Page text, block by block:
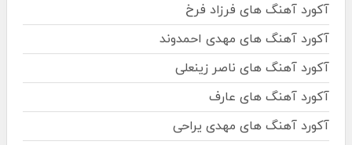
آکورد آهنگ های فرزاد فرخ
آکورد آهنگ های مهدی احمدوند
آکورد آهنگ های ناصر زینعلی
آکورد آهنگ های عارف
آکورد آهنگ های مهدی یراحی